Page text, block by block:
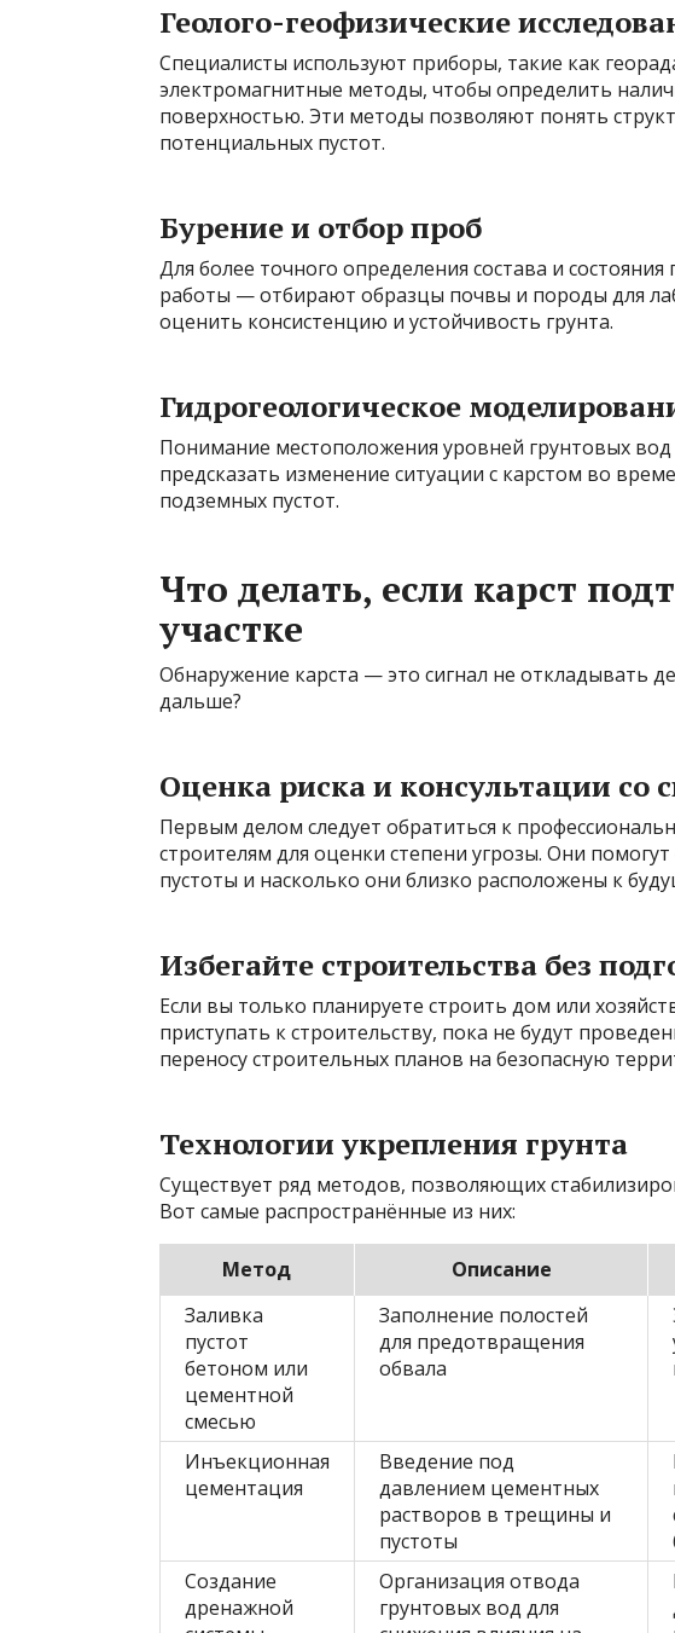
Геолого-геофизические
Специалисты используют приборы, такие как
электромагнитные методы, чтобы определить
поверхностью. Эти методы позволяют понять
потенциальных пустот.
Бурение и отбор проб
Для более точного определения состава и
работы — отбирают образцы почвы и породы для
оценить консистенцию и устойчивость грунта.
Гидрогеологическое
Понимание местоположения уровней грунтовых
предсказать изменение ситуации с карстом во
подземных пустот.
Что делать, если карст
участке
Обнаружение карста — это сигнал не откладывать
дальше?
Оценка риска и консультации со
Первым делом следует обратиться к
строителям для оценки степени угрозы. Они
пустоты и насколько они близко расположены к
Избегайте строительства без
Если вы только планируете строить дом или
приступать к строительству, пока не будут
переносу строительных планов на безопасную
Технологии укрепления грунта
Существует ряд методов, позволяющих
Вот самые распространённые из них:
Метод Описание
Заливка
пустот
бетоном или
цементной
смесью
Заполнение полостей
для предотвращения
обвала
Инъекционная
цементация
Введение под
давлением цементных
растворов в трещины и
пустоты
Создание
дренажной
Организация отвода
грунтовых вод для